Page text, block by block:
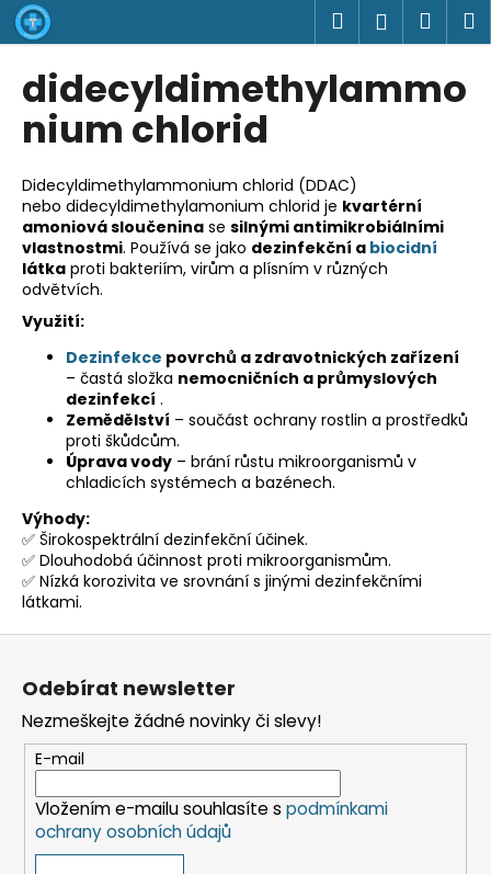
Přejít
na
obsah
Hledat
didecyldimethylammo
nium chlorid
Didecyldimethylammonium chlorid (DDAC)
nebo didecyldimethylamonium chlorid je kvartérní
amoniová sloučenina se silnými antimikrobiálními
vlastnostmi. Používá se jako dezinfekční a biocidní
látka proti bakteriím, virům a plísním v různých
odvětvích.
Využití:
Dezinfekce povrchů a zdravotnických zařízení
– častá složka nemocničních a průmyslových
dezinfekcí .
Zemědělství – součást ochrany rostlin a prostředků
proti škůdcům.
Úprava vody – brání růstu mikroorganismů v
chladicích systémech a bazénech.
Výhody:
✅ Širokospektrální dezinfekční účinek.
✅ Dlouhodobá účinnost proti mikroorganismům.
✅ Nízká korozivita ve srovnání s jinými dezinfekčními
látkami.
K
o
C
o
p
o
t
ř
e
b
a
j
í
t
?
HLEDAT
D
Z
Odebírat newsletter
Nezmeškejte žádné novinky či slevy!
E-mail
Vložením e-mailu souhlasíte s podmínkami
ochrany osobních údajů